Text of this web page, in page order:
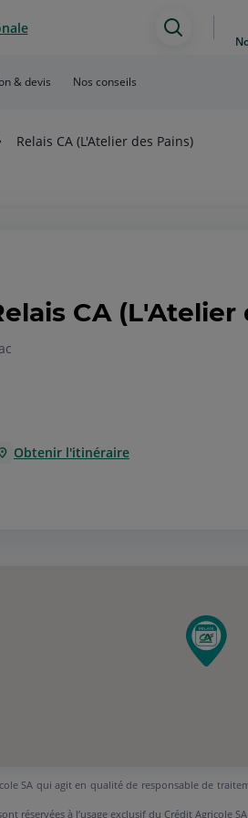
& devis Nos conseils
Relais CA (L'Atelier des Pains)
CA
Obtenir l'itinéraire
SA qui agit en qualité de responsable de
réservées à l’usage exclusif du Crédit Agricole